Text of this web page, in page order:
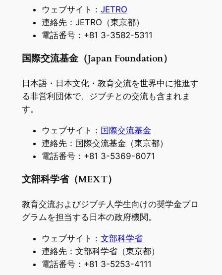
ウェブサイト： JETRO
連絡先：JETRO（東京都）
電話番号：+81 3-3582-5311
国際交流基金（Japan Foundation）
日本語・日本文化・教育交流を世界中に推進す
る非営利団体で、ジブチとの交流も含まれま
す。
ウェブサイト： 国際交流基金
連絡先：国際交流基金（東京都）
電話番号：+81 3-5369-6071
文部科学省（MEXT）
教育交流およびジブチ人学生向けの奨学金プロ
グラムを担当する日本の政府機関。
ウェブサイト： 文部科学省
連絡先：文部科学省（東京都）
電話番号：+81 3-5253-4111